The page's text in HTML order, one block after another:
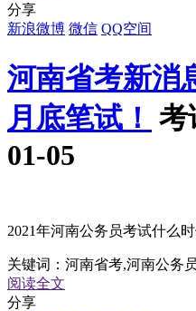
分享
新浪微博 微信 QQ空间
河南省考新消
月底笔试！ 考
01-05
2021年河南公务员考试什么
关键词： 河南省考,河南公务
阅读全文
分享